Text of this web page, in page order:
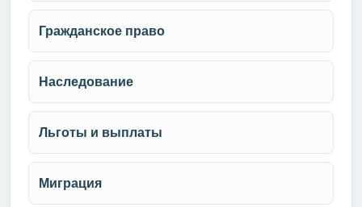
Гражданское право
Наследование
Льготы и выплаты
Миграция